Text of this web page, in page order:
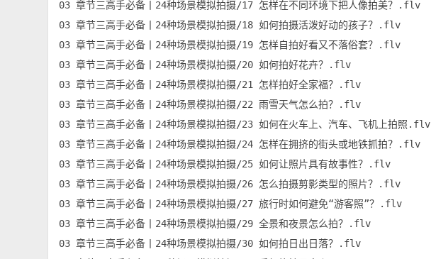
03 章节三高手必备丨24种场景模拟拍摄/17 怎样在不同环境下把人像拍美？.flv
03 章节三高手必备丨24种场景模拟拍摄/18 如何拍摄活泼好动的孩子？.flv
03 章节三高手必备丨24种场景模拟拍摄/19 怎样自拍好看又不落俗套？.flv
03 章节三高手必备丨24种场景模拟拍摄/20 如何拍好花卉？.flv
03 章节三高手必备丨24种场景模拟拍摄/21 怎样拍好全家福？.flv
03 章节三高手必备丨24种场景模拟拍摄/22 雨雪天气怎么拍？.flv
03 章节三高手必备丨24种场景模拟拍摄/23 如何在火车上、汽车、飞机上拍照.flv
03 章节三高手必备丨24种场景模拟拍摄/24 怎样在拥挤的街头或地铁抓拍？.flv
03 章节三高手必备丨24种场景模拟拍摄/25 如何让照片具有故事性？.flv
03 章节三高手必备丨24种场景模拟拍摄/26 怎么拍摄剪影类型的照片？.flv
03 章节三高手必备丨24种场景模拟拍摄/27 旅行时如何避免“游客照”？.flv
03 章节三高手必备丨24种场景模拟拍摄/29 全景和夜景怎么拍？.flv
03 章节三高手必备丨24种场景模拟拍摄/30 如何拍日出日落？.flv